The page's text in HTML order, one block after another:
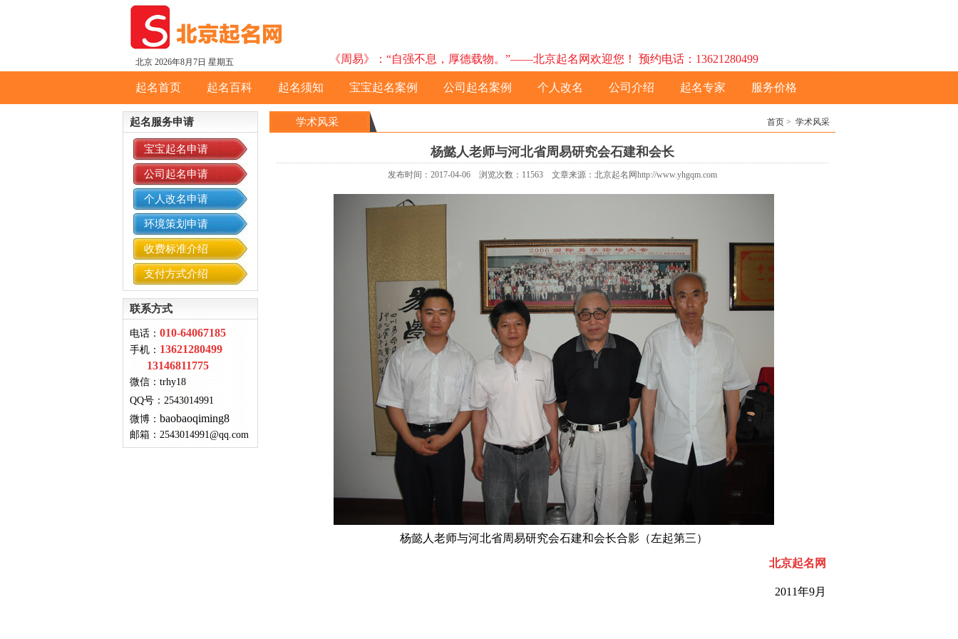
北京 2026年8月7日 星期五 《周易》：“自强不息，厚德载物。”——北京起名网欢迎您！ 预约电话：13621280499
起名首页 起名百科 起名须知 宝宝起名案例 公司起名案例 个人改名 公司介绍 起名专家 服务价格
起名服务申请
宝宝起名申请
公司起名申请
个人改名申请
环境策划申请
收费标准介绍
支付方式介绍
联系方式
电话： 010-64067185
手机： 13621280499
13146811775
微信： trhy18
QQ号 ： 2543014991
微博： baobaoqiming8
邮箱： 2543014991@qq.com
学术风采 首页 > 学术风采
杨懿人老师与河北省周易研究会石建和会长
发布时间：2017-04-06 浏览次数：11563 文章来源：北京起名网http://www.yhgqm.com
杨懿人老师与河北省周易研究会石建和会长合影（左起第三）
北京起名网
2011年9月